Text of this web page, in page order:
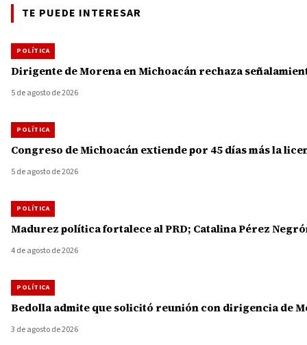
TE PUEDE INTERESAR
POLÍTICA
Dirigente de Morena en Michoacán rechaza
5 de agosto de 2026
POLÍTICA
Congreso de Michoacán extiende por 45 días más la
5 de agosto de 2026
POLÍTICA
Madurez política fortalece al PRD; Catalina Pérez
4 de agosto de 2026
POLÍTICA
Bedolla admite que solicitó reunión con dirigencia de
3 de agosto de 2026